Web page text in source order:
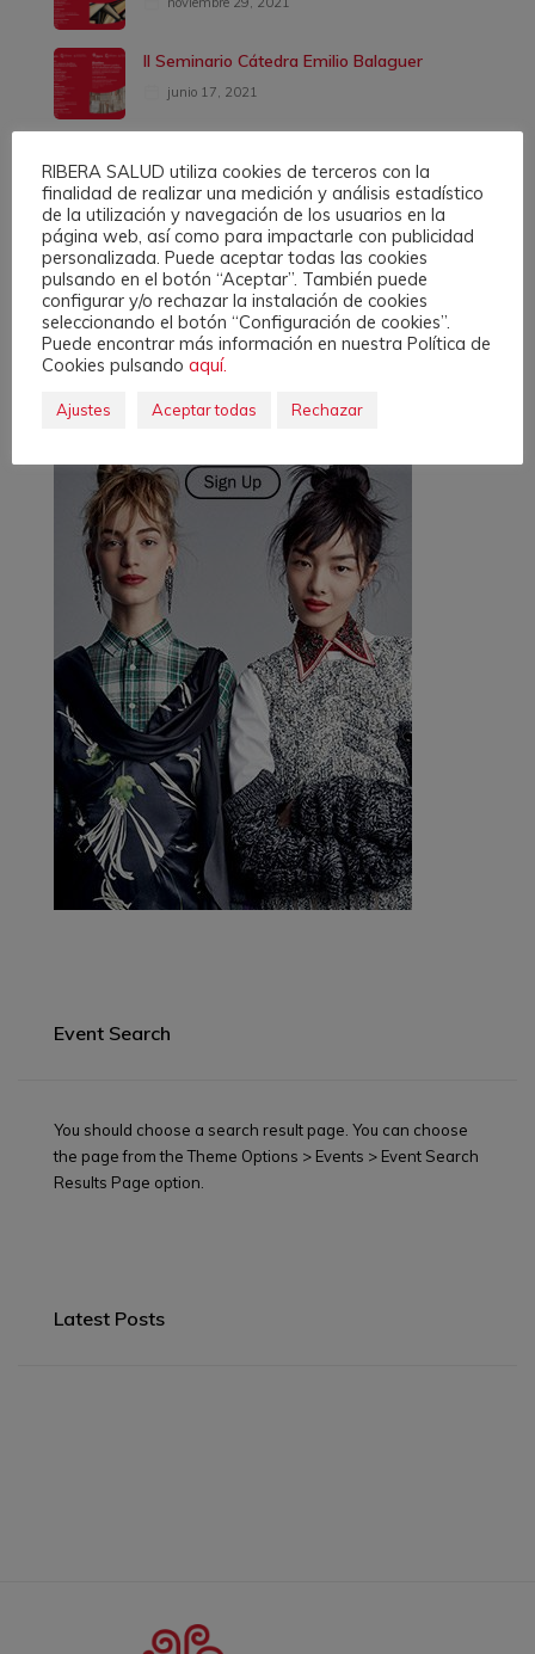
II Seminario Cátedra Emilio Balaguer
junio 17, 2021
Ads
Event Search
You should choose a search result page. You can choose
the page from the Theme Options > Events > Event Search
Results Page option.
Latest Posts
RIBERA SALUD utiliza cookies de terceros con la
finalidad de realizar una medición y análisis estadístico
de la utilización y navegación de los usuarios en la
página web, así como para impactarle con publicidad
personalizada. Puede aceptar todas las cookies
pulsando en el botón “Aceptar”. También puede
configurar y/o rechazar la instalación de cookies
seleccionando el botón “Configuración de cookies”.
Puede encontrar más información en nuestra Política de
Cookies pulsando aquí.
Ajustes Aceptar todas Rechazar